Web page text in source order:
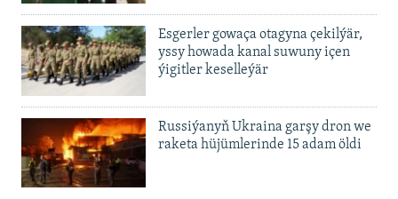
Esgerler gowaça otagyna çekilýär,
yssy howada kanal suwuny içen
ýigitler keselleýär
Russiýanyň Ukraina garşy dron we
raketa hüjümlerinde 15 adam öldi